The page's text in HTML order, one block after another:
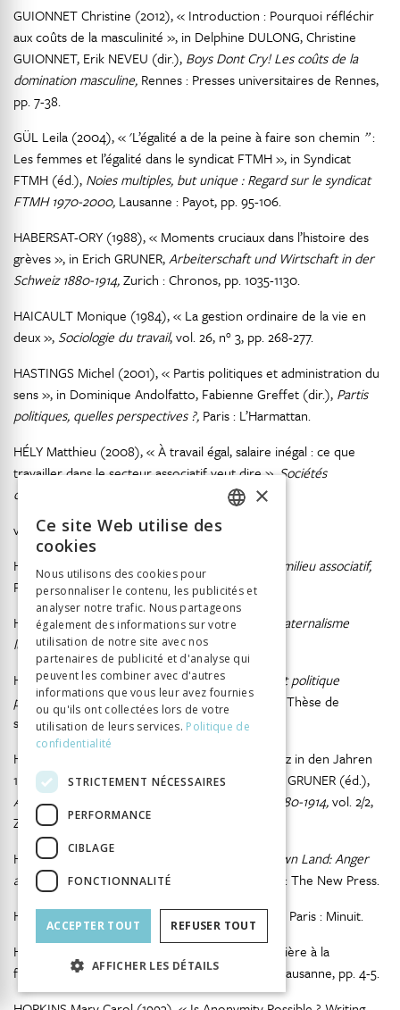
GUIONNET Christine (2012), « Introduction : Pourquoi réfléchir
aux coûts de la masculinité », in Delphine DULONG, Christine
GUIONNET, Erik NEVEU (dir.), Boys Dont Cry! Les coûts de la
domination masculine, Rennes : Presses universitaires de Rennes,
pp. 7-38.
GÜL Leila (2004), « 'L’égalité a de la peine à faire son chemin ”:
Les femmes et l’égalité dans le syndicat FTMH », in Syndicat
FTMH (éd.), Noies multiples, but unique : Regard sur le syndicat
FTMH 1970-2000, Lausanne : Payot, pp. 95-106.
HABERSAT-ORY (1988), « Moments cruciaux dans l’histoire des
grèves », in Erich GRUNER,Arbeiterschaft und Wirtschaft in der
Schweiz 1880-1914,Zurich : Chronos, pp. 1035-1130.
HAICAULT Monique (1984), « La gestion ordinaire de la vie en
deux », Sociologie du travail, vol. 26, n° 3, pp. 268-277.
HASTINGS Michel (2001), « Partis politiques et administration du
sens », in Dominique Andolfatto, Fabienne Greffet (dir.), Partis
politiques, quelles perspectives ?, Paris : L’Harmattan.
HÉLY Matthieu (2008), « À travail égal, salaire inégal : ce que
travailler dans le secteur associatif veut dire »,Sociétés
contemporaines
vol. 69, n° 1, pp. 125-147.
HÉLY Matthieu (2009),
Les métamorphoses du milieu associatif,
Paris : PUF.
HENRY Natacha (2003),Les mecs lourds ou le paternalisme
lubrique,Paris : Robert Laffont.
HERMAN Elisa (2012),Féminisme, travail social et politique
publique. Lutter contre les violences conjugales
, Thèse de
sociologie, EHESS.
HIRTER Hans (1988), « Die Streiks in der Schweiz in den Jahren
1880-1914 : Quantitative Streikanalyse », in Erich GRUNER (éd.),
Arbeiterschaft und Wirtschaft in der Schweiz 1880-1914,vol. 2/2,
Zurich : Chronos, pp. 837-1008.
HOCHSCHILD Arlie (2016),
Strangers in their Own Land: Anger
and Mourning on the American Right,
New York : The New Press.
HOGGART Richard (1970),La culture du pauvre,
Paris : Minuit.
HOLENWEG Anne (2012), « De l’éducation ouvrière à la
formation syndicale »,Pages de gauche,
N°115, Lausanne, pp. 4-5.
ITALIAN
×
Ce site Web utilise des
cookies
Nous utilisons des cookies pour
personnaliser le contenu, les publicités et
analyser notre trafic. Nous partageons
également des informations sur votre
utilisation de notre site avec nos
partenaires de publicité et d'analyse qui
peuvent les combiner avec d'autres
informations que vous leur avez fournies
ou qu'ils ont collectées lors de votre
utilisation de leurs services. Politique de
confidentialité
STRICTEMENT NÉCESSAIRES
PERFORMANCE
CIBLAGE
FONCTIONNALITÉ
ACCEPTER TOUT REFUSER TOUT
AFFICHER LES DÉTAILS